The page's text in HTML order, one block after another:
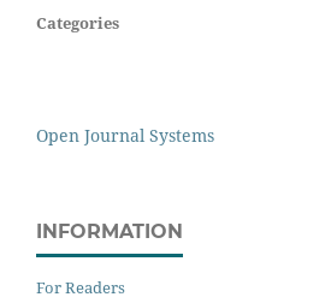
Categories
Open Journal Systems
INFORMATION
For Readers